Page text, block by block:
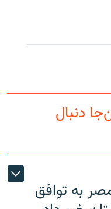
دنبال
به توافق